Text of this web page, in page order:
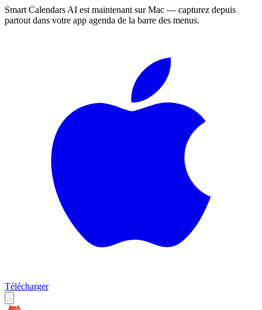
Smart Calendars AI est maintenant sur Mac — capturez depuis
partout dans votre app agenda de la barre des menus.
Télécharger